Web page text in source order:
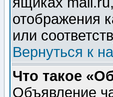
отображения
или
Вернуться к
Что такое
Объявление